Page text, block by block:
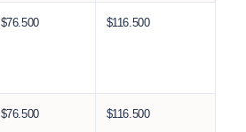
$76.500 $116.500
$76.500 $116.500